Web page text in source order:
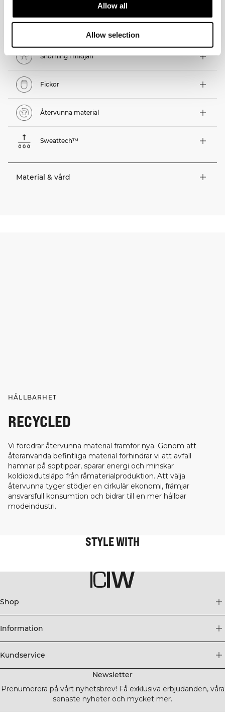
Allow all
Allow selection
Snörning i midjan
Fickor
Återvunna material
Sweattech™
Material & vård
HÅLLBARHET
RECYCLED
Vi föredrar återvunna material framför nya. Genom att
återanvända befintliga material förhindrar vi att avfall
hamnar på soptippar, sparar energi och minskar
koldioxidutsläpp från råmaterialproduktion. Att välja
återvunna tyger stödjer en cirkulär ekonomi, främjar
ansvarsfull konsumtion och bidrar till en mer hållbar
modeindustri.
STYLE WITH
Shop
Information
Kundservice
Newsletter
Prenumerera på vårt nyhetsbrev! Få exklusiva erbjudanden, våra
senaste nyheter och mycket mer.